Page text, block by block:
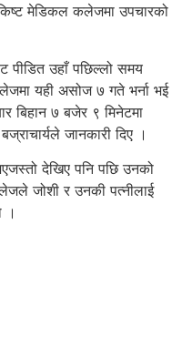
किष्ट मेडिकल कलेजमा उपचारको
पीडित उहाँ पछिल्लो समय
यही असोज ७ गते भर्ना भई
बिहान ७ बजेर ९ मिनेटमा
जानकारी दिए ।
देखिए पनि पछि उनको
जोशी र उनकी पत्नीलाई
।